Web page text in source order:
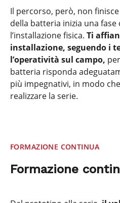
Il percorso, però, non
della batteria inizia una fase
l’installazione fisica. Ti
installazione, seguendo i
l’operatività sul campo,
batteria risponda
più impegnativi, in modo
realizzare la serie.
FORMAZIONE CONTINUA
Formazione